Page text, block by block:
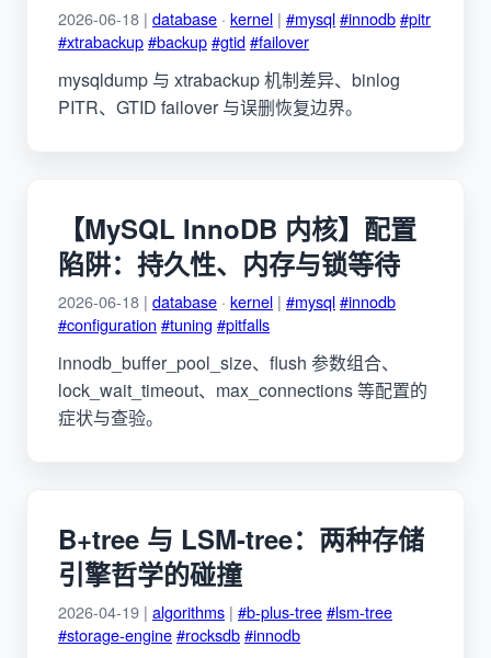
2026-06-18 | database · kernel | #mysql#innodb#pitr
#xtrabackup#backup#gtid#failover
mysqldump 与 xtrabackup 机制差异、binlog
PITR、GTID failover 与误删恢复边界。
【MySQL InnoDB 内核】配置
陷阱：持久性、内存与锁等待
2026-06-18 | database · kernel | #mysql#innodb
#configuration #tuning #pitfalls
innodb_buffer_pool_size、flush 参数组合、
lock_wait_timeout、max_connections 等配置的
症状与查验。
B+tree 与 LSM-tree：两种存储
引擎哲学的碰撞
2026-04-19 | algorithms | #b-plus-tree#lsm-tree
#storage-engine#rocksdb#innodb